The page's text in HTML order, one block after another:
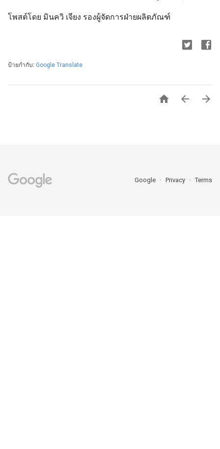
โพสต์โดย มินควิ เจียง รองผู้จัดการฝ่ายผลิตภัณฑ์
ป้ายกำกับ: Google Translate
  
Google Privacy Terms